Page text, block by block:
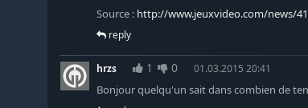
Source : http://www.jeuxvideo.com/news/
reply
hrzs 1 0 01.03.2015 20:41
Bonjour quelqu'un sait dans combien de